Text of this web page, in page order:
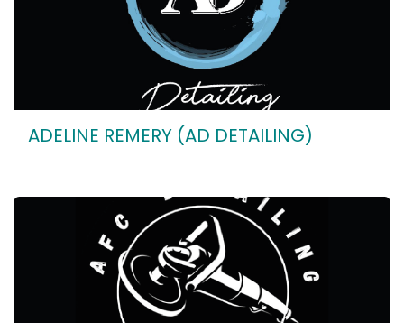
ADELINE REMERY (AD DETAILING)